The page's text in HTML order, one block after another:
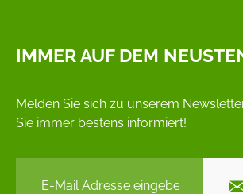
IMMER AUF DEM
Melden Sie sich zu unserem
Sie immer bestens informiert!